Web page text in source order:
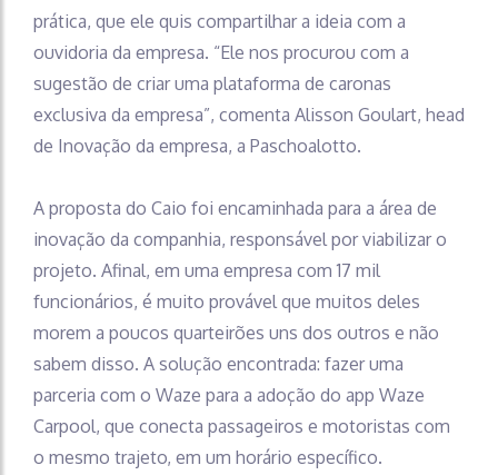
prática, que ele quis compartilhar a ideia com a
ouvidoria da empresa. “Ele nos procurou com a
sugestão de criar uma plataforma de caronas
exclusiva da empresa”, comenta Alisson Goulart, head
de Inovação da empresa, a Paschoalotto.
A proposta do Caio foi encaminhada para a área de
inovação da companhia, responsável por viabilizar o
projeto. Afinal, em uma empresa com 17 mil
funcionários, é muito provável que muitos deles
morem a poucos quarteirões uns dos outros e não
sabem disso. A solução encontrada: fazer uma
parceria com o Waze para a adoção do app Waze
Carpool, que conecta passageiros e motoristas com
o mesmo trajeto, em um horário específico.